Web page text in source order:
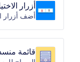
أزرار
أضف أزرار
قائمة